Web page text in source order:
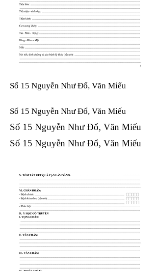
Số 15 Nguyễn Như Đổ, Văn Miếu
Số 15 Nguyễn Như Đổ, Văn Miếu​​​​
Số 15 Nguyễn Như Đổ, Văn Miếu​​​​
Số 15 Nguyễn Như Đổ, Văn Miếu​​​​